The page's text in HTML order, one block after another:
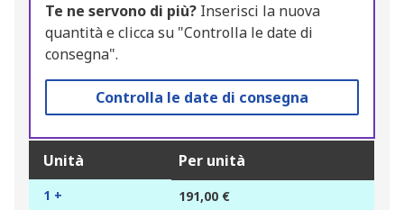
Te ne servono di più? Inserisci la nuova
quantità e clicca su "Controlla le date di
consegna".
Controlla le date di consegna
Unità Per unità
1 + 191,00 €